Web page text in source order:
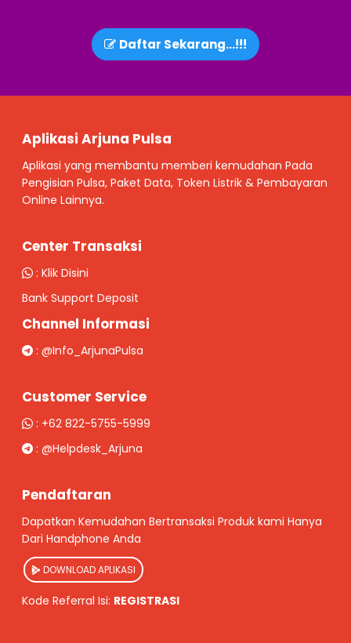
Daftar Sekarang...!!!
Aplikasi Arjuna Pulsa
Aplikasi yang membantu memberi kemudahan Pada
Pengisian Pulsa, Paket Data, Token Listrik & Pembayaran
Online Lainnya.
Center Transaksi
: Klik Disini
Bank Support Deposit
Channel Informasi
: @Info_ArjunaPulsa
Customer Service
: +62 822-5755-5999
: @Helpdesk_Arjuna
Pendaftaran
Dapatkan Kemudahan Bertransaksi Produk kami Hanya
Dari Handphone Anda
DOWNLOAD APLIKASI
Kode Referral Isi: REGISTRASI